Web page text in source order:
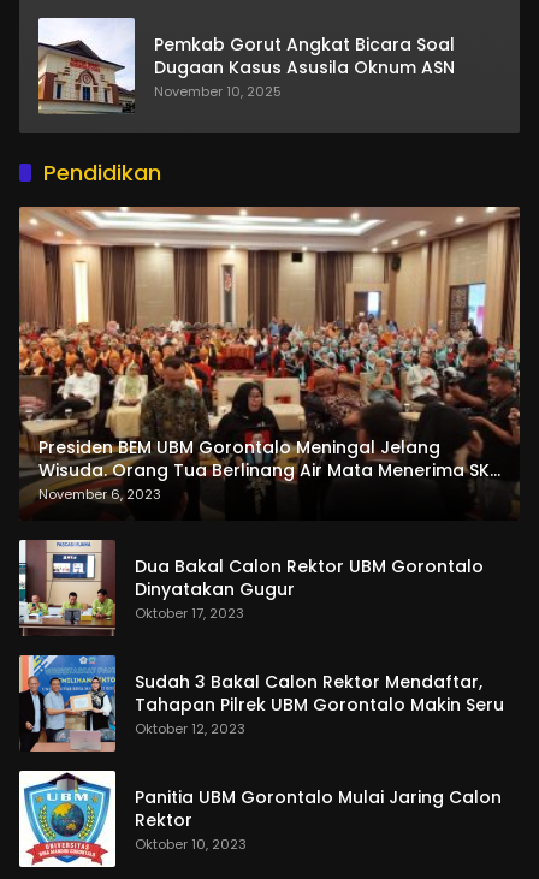
Pemkab Gorut Angkat Bicara Soal
Dugaan Kasus Asusila Oknum ASN
November 10, 2025
Pendidikan
Presiden BEM UBM Gorontalo Meningal Jelang
Wisuda. Orang Tua Berlinang Air Mata Menerima SKL
dan Pemasangan Salempang
November 6, 2023
Dua Bakal Calon Rektor UBM Gorontalo
Dinyatakan Gugur
Oktober 17, 2023
Sudah 3 Bakal Calon Rektor Mendaftar,
Tahapan Pilrek UBM Gorontalo Makin Seru
Oktober 12, 2023
Panitia UBM Gorontalo Mulai Jaring Calon
Rektor
Oktober 10, 2023